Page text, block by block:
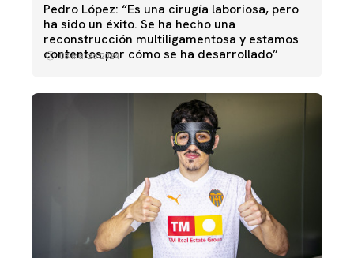
Pedro López: “Es una cirugía laboriosa, pero
ha sido un éxito. Se ha hecho una
reconstrucción multiligamentosa y estamos
contentos por cómo se ha desarrollado”
08 marzo 2024